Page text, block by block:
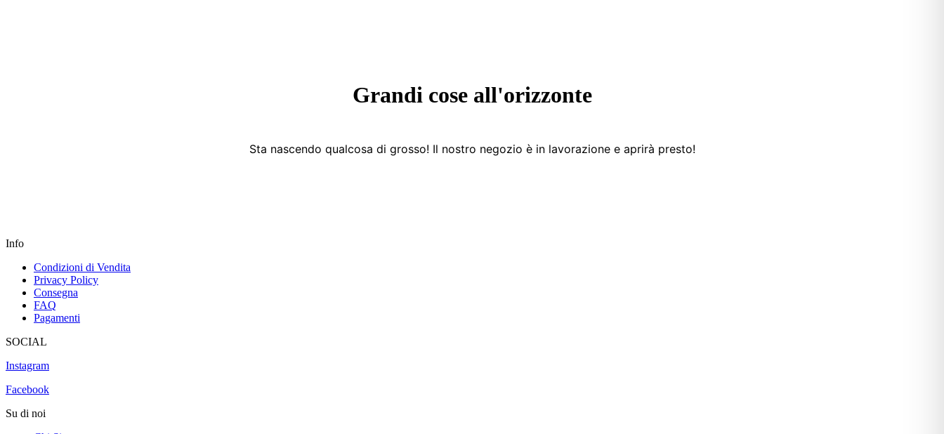
Grandi cose all'orizzonte
Sta nascendo qualcosa di grosso! Il nostro negozio è in lavorazione e aprirà presto!
Info
Condizioni di Vendita
Privacy Policy
Consegna
FAQ
Pagamenti
SOCIAL
Instagram
Facebook
Su di noi